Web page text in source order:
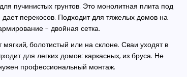
пучинистых грунтов. Это монолитная плита под
перекосов. Подходит для тяжелых домов на
- двойная сетка.
болотистый или на склоне. Сваи уходят в
для легких домов: каркасных, из бруса. Не
профессиональный монтаж.